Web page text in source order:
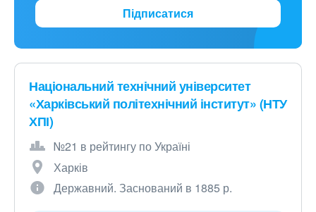
Підписатися
Національний технічний університет
«Харківський політехнічний інститут» (НТУ
ХПІ)
№21 в рейтингу по Україні
Харків
Державний. Заснований в 1885 р.